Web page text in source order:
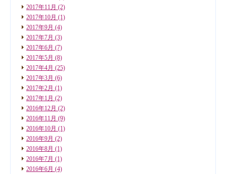
2017年11月 (2)
2017年10月 (1)
2017年9月 (4)
2017年7月 (3)
2017年6月 (7)
2017年5月 (8)
2017年4月 (25)
2017年3月 (6)
2017年2月 (1)
2017年1月 (2)
2016年12月 (2)
2016年11月 (9)
2016年10月 (1)
2016年9月 (2)
2016年8月 (1)
2016年7月 (1)
2016年6月 (4)